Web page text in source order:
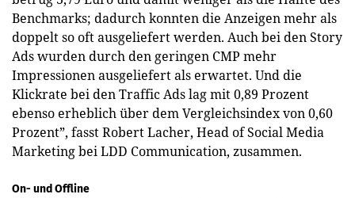
Benchmarks; dadurch konnten die Anzeigen mehr als
doppelt so oft ausgeliefert werden. Auch bei den Story
Ads wurden durch den geringen CMP mehr
Impressionen ausgeliefert als erwartet. Und die
Klickrate bei den Traffic Ads lag mit 0,89 Prozent
ebenso erheblich über dem Vergleichs­index von 0,60
Prozent”, fasst Robert Lacher, Head of Social Media
Marketing bei LDD Communication, zusammen.
On- und Offline